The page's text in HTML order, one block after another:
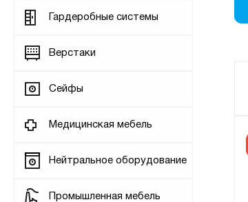
Гардеробные системы
Верстаки
Сейфы
Медицинская мебель
Нейтральное оборудование
Промышленная мебель